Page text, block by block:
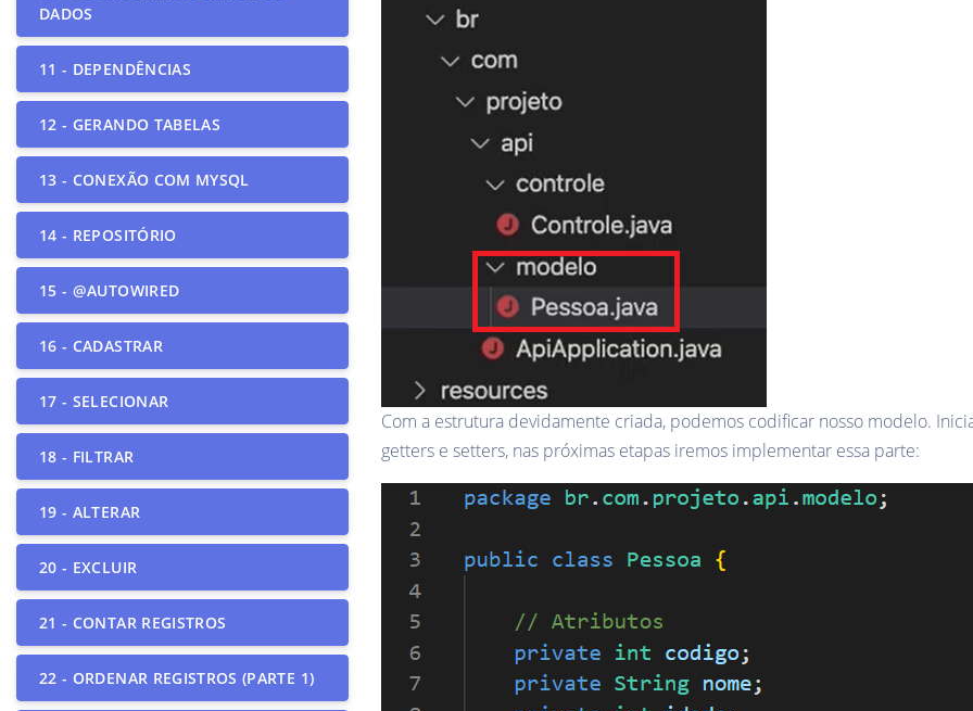
DADOS
11 - DEPENDÊNCIAS
12 - GERANDO TABELAS
13 - CONEXÃO COM MYSQL
14 - REPOSITÓRIO
15 - @AUTOWIRED
16 - CADASTRAR
17 - SELECIONAR
18 - FILTRAR
19 - ALTERAR
20 - EXCLUIR
21 - CONTAR REGISTROS
22 - ORDENAR REGISTROS (PARTE 1)
Com a estrutura devidamente criada, podemos codificar nosso modelo.
getters e setters, nas próximas etapas iremos implementar essa parte: